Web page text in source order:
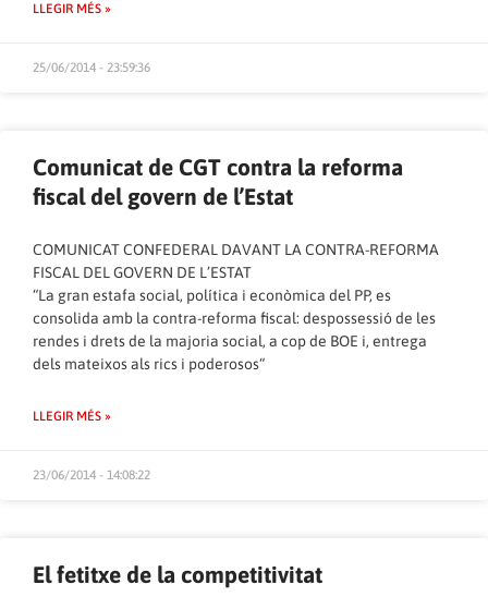
LLEGIR MÉS »
25/06/2014 - 23:59:36
Comunicat de CGT contra la reforma
fiscal del govern de l’Estat
COMUNICAT CONFEDERAL DAVANT LA CONTRA-REFORMA
FISCAL DEL GOVERN DE L’ESTAT
“La gran estafa social, política i econòmica del PP, es
consolida amb la contra-reforma fiscal: despossessió de les
rendes i drets de la majoria social, a cop de BOE i, entrega
dels mateixos als rics i poderosos“
LLEGIR MÉS »
23/06/2014 - 14:08:22
El fetitxe de la competitivitat